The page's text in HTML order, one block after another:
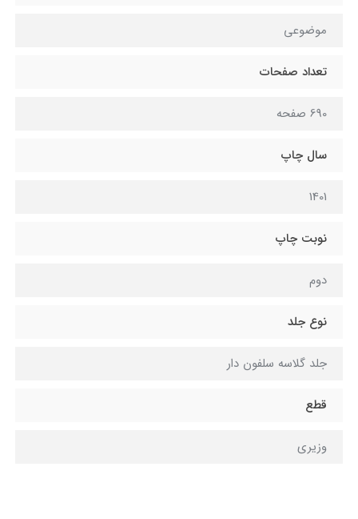
موضوعی
تعداد صفحات
690 صفحه
سال چاپ
1401
نوبت چاپ
دوم
نوع جلد
جلد گلاسه سلفون دار
قطع
وزیری